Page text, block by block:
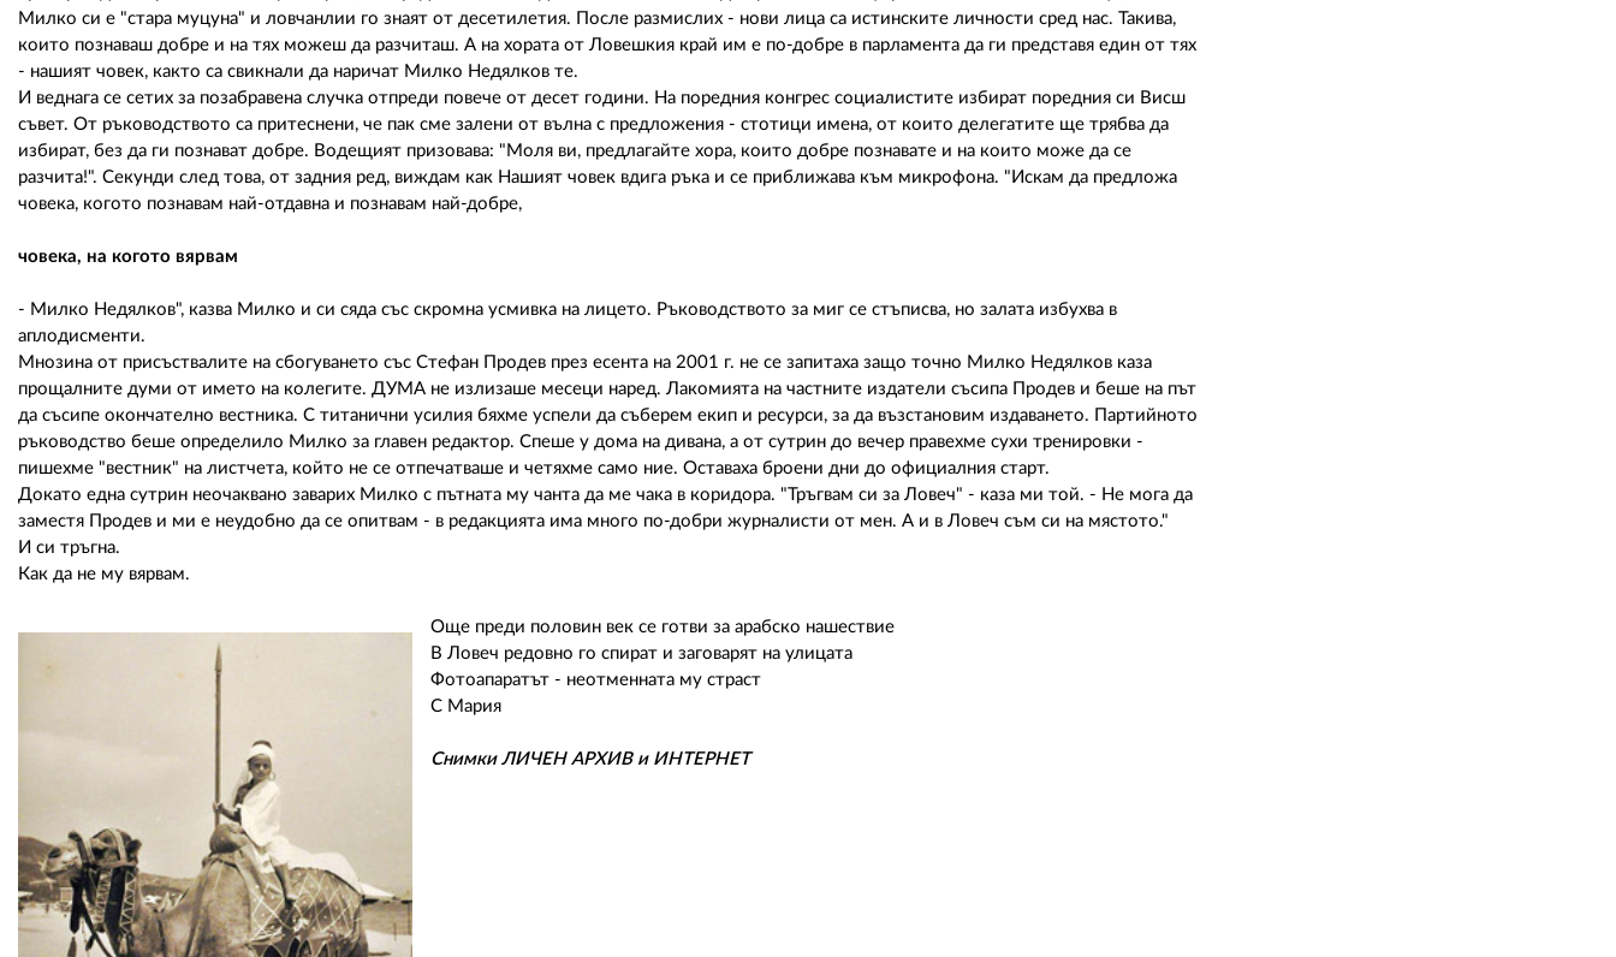
Милко си е "стара муцуна" и ловчанлии го знаят от десетилетия. После размислих - нови лица са истинските личности сред нас. Такива,
които познаваш добре и на тях можеш да разчиташ. А на хората от Ловешкия край им е по-добре в парламента да ги представя един от тях
- нашият човек, както са свикнали да наричат Милко Недялков те.
И веднага се сетих за позабравена случка отпреди повече от десет години. На поредния конгрес социалистите избират поредния си Висш
съвет. От ръководството са притеснени, че пак сме залени от вълна с предложения - стотици имена, от които делегатите ще трябва да
избират, без да ги познават добре. Водещият призовава: "Моля ви, предлагайте хора, които добре познавате и на които може да се
разчита!". Секунди след това, от задния ред, виждам как Нашият човек вдига ръка и се приближава към микрофона. "Искам да предложа
човека, когото познавам най-отдавна и познавам най-добре,
човека, на когото вярвам
- Милко Недялков", казва Милко и си сяда със скромна усмивка на лицето. Ръководството за миг се стъписва, но залата избухва в
аплодисменти.
Мнозина от присъствалите на сбогуването със Стефан Продев през есента на 2001 г. не се запитаха защо точно Милко Недялков каза
прощалните думи от името на колегите. ДУМА не излизаше месеци наред. Лакомията на частните издатели съсипа Продев и беше на път
да съсипе окончателно вестника. С титанични усилия бяхме успели да съберем екип и ресурси, за да възстановим издаването. Партийното
ръководство беше определило Милко за главен редактор. Спеше у дома на дивана, а от сутрин до вечер правехме сухи тренировки -
пишехме "вестник" на листчета, който не се отпечатваше и четяхме само ние. Оставаха броени дни до официалния старт.
Докато една сутрин неочаквано заварих Милко с пътната му чанта да ме чака в коридора. "Тръгвам си за Ловеч" - каза ми той. - Не мога да
заместя Продев и ми е неудобно да се опитвам - в редакцията има много по-добри журналисти от мен. А и в Ловеч съм си на мястото."
И си тръгна.
Как да не му вярвам.
Още преди половин век се готви за арабско нашествие
В Ловеч редовно го спират и заговарят на улицата
Фотоапаратът - неотменната му страст
С Мария
Снимки ЛИЧЕН АРХИВ и ИНТЕРНЕТ